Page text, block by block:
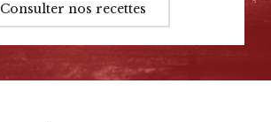
Consulter nos recettes